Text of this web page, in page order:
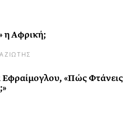
η Αφρική;
«Πώς Φτάνεις